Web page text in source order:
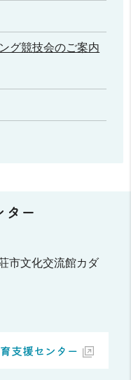
グ競技会のご案内
ー
市文化交流館カダ
支援センター